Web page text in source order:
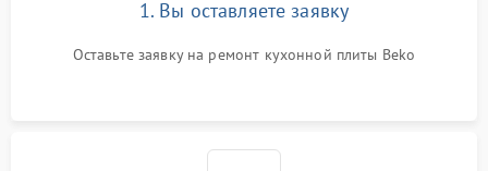
1. Вы оставляете заявку
Оставьте заявку на ремонт кухонной плиты Beko